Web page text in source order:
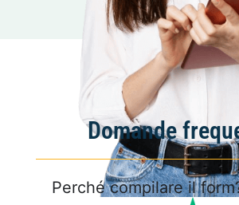
Domande
Perché compilare il